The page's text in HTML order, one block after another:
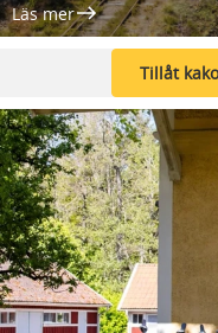
Läs mer
Tillåt